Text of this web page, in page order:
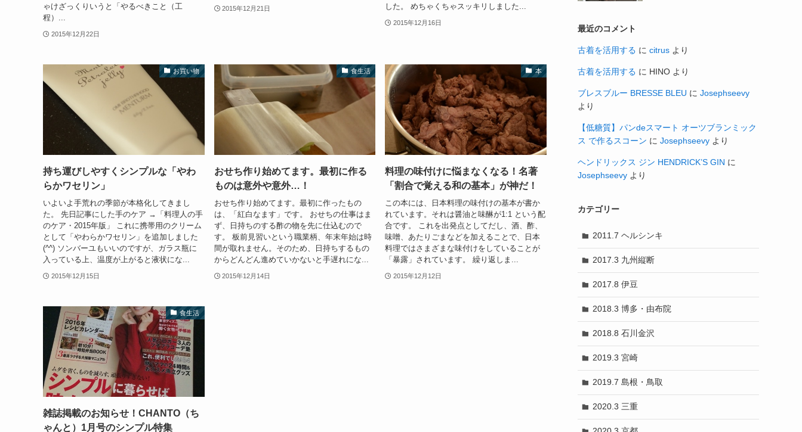
ゃけざっくりいうと「やるべきこと（工
程）...
2015年12月22日
2015年12月21日
した。 めちゃくちゃスッキリしました...
2015年12月16日
お買い物
持ち運びしやすくシンプルな「やわ
らかワセリン」
いよいよ手荒れの季節が本格化してきまし
た。 先日記事にした手のケア →「料理人の手
のケア・2015年版」 これに携帯用のクリーム
として「やわらかワセリン」を追加しました
(^^) ソンバーユもいいのですが、ガラス瓶に
入っている上、温度が上がると液状にな...
2015年12月15日
食生活
おせち作り始めてます。最初に作る
ものは意外や意外…！
おせち作り始めてます。最初に作ったもの
は、「紅白なます」です。 おせちの仕事はま
ず、日持ちのする酢の物を先に仕込むので
す。 板前見習いという職業柄、年末年始は時
間が取れません。そのため、日持ちするもの
からどんどん進めていかないと手遅れにな...
2015年12月14日
本
料理の味付けに悩まなくなる！名著
「割合で覚える和の基本」が神だ！
この本には、日本料理の味付けの基本が書か
れています。それは醤油と味醂が1:1 という配
合です。 これを出発点としてだし、酒、酢、
味噌、あたりごまなどを加えることで、日本
料理ではさまざまな味付けをしていることが
「暴露」されています。 繰り返しま...
2015年12月12日
食生活
雑誌掲載のお知らせ！CHANTO（ち
ゃんと）1月号のシンプル特集
最近のコメント
古着を活用する に citrus より
古着を活用する に HINO より
ブレスブルー BRESSE BLEU に Josephseevy
より
【低糖質】パンdeスマート オーツブランミック
ス で作るスコーン に Josephseevy より
ヘンドリックス ジン HENDRICK’S GIN に
Josephseevy より
カテゴリー
2011.7 ヘルシンキ
2017.3 九州縦断
2017.8 伊豆
2018.3 博多・由布院
2018.8 石川金沢
2019.3 宮崎
2019.7 島根・鳥取
2020.3 三重